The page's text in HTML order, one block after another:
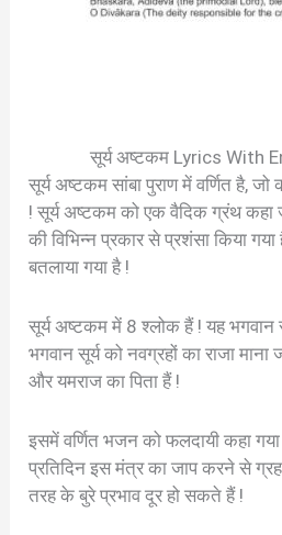
सूर्य अष्टकम Lyrics With
सूर्य अष्टकम सांबा पुराण में वर्णित है, जो
! सूर्य अष्टकम को एक वैदिक ग्रंथ कहा
की विभिन्न प्रकार से प्रशंसा किया
बतलाया गया है !
सूर्य अष्टकम में 8 श्लोक हैं ! यह भगवान
भगवान सूर्य को नवग्रहों का राजा माना
और यमराज का पिता हैं !
इसमें वर्णित भजन को फलदायी कहा गया
प्रतिदिन इस मंत्र का जाप करने से
तरह के बुरे प्रभाव दूर हो सकते हैं !